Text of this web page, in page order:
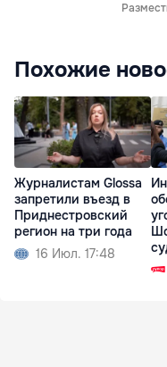
Похожие
Журналистам Glossa
запретили въезд в
Приднестровский
регион на три года
16 Июл. 17:48